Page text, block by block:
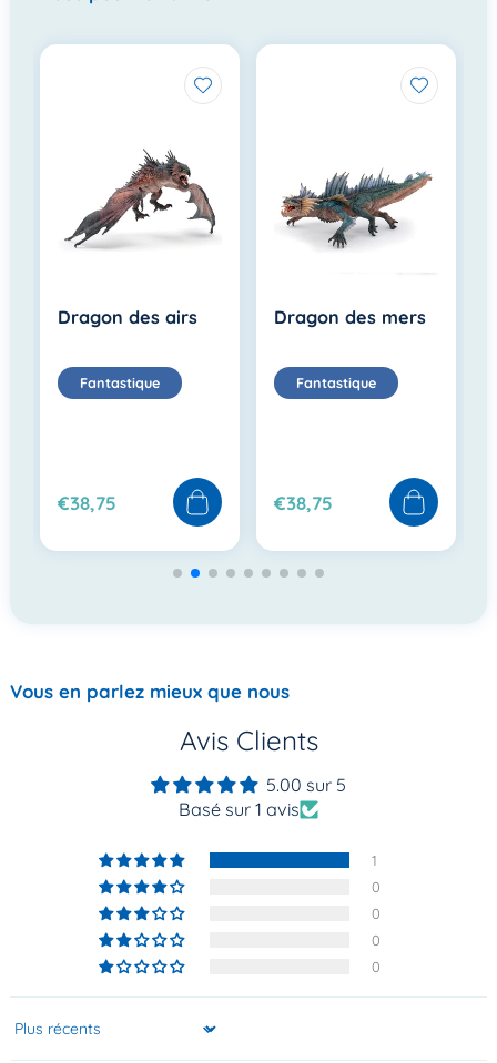
Dragon des airs
Fantastique
€38,75
Dragon des mers
Fantastique
€38,75
Vous en parlez mieux que nous
Avis Clients
5.00 sur 5
Basé sur 1 avis
1
0
0
0
0
Sort by